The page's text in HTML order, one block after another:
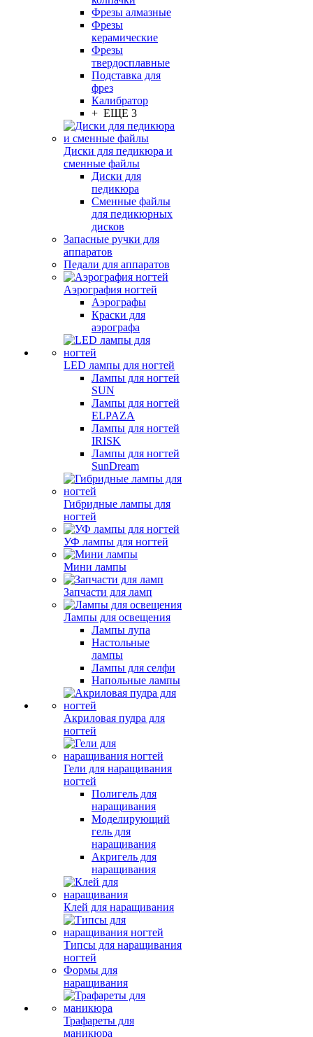
Фрезы алмазные
Фрезы
керамические
Фрезы
твердосплавные
Подставка для
фрез
Калибратор
+ ЕЩЕ 3
Диски для педикюра и
сменные файлы
Диски для
педикюра
Сменные файлы
для педикюрных
дисков
Запасные ручки для
аппаратов
Педали для аппаратов
Аэрография ногтей
Аэрографы
Краски для
аэрографа
LED лампы для ногтей
Лампы для ногтей
SUN
Лампы для ногтей
ELPAZA
Лампы для ногтей
IRISK
Лампы для ногтей
SunDream
Гибридные лампы для
ногтей
УФ лампы для ногтей
Мини лампы
Запчасти для ламп
Лампы для освещения
Лампы лупа
Настольные
лампы
Лампы для селфи
Напольные лампы
Акриловая пудра для
ногтей
Гели для наращивания
ногтей
Полигель для
наращивания
Моделирующий
гель для
наращивания
Акригель для
наращивания
Клей для наращивания
Типсы для наращивания
ногтей
Формы для
наращивания
Трафареты для
маникюра